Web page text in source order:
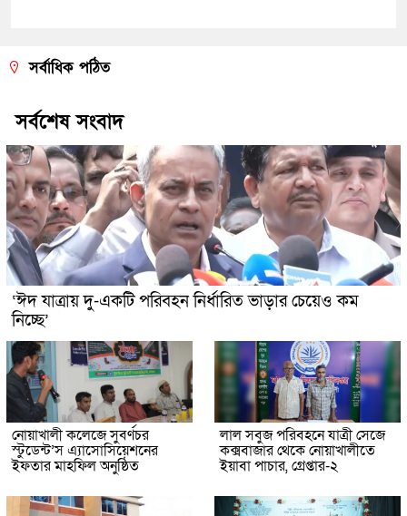
সর্বাধিক পঠিত
সর্বশেষ সংবাদ
‘ঈদ যাত্রায় দু-একটি পরিবহন নির্ধারিত ভাড়ার চেয়েও কম
নিচ্ছে’
নোয়াখালী কলেজে সুবর্ণচর
স্টুডেন্ট’স এ্যাসোসিয়েশনের
ইফতার মাহফিল অনুষ্ঠিত
লাল সবুজ পরিবহনে যাত্রী সেজে
কক্সবাজার থেকে নোয়াখালীতে
ইয়াবা পাচার, গ্রেপ্তার-২